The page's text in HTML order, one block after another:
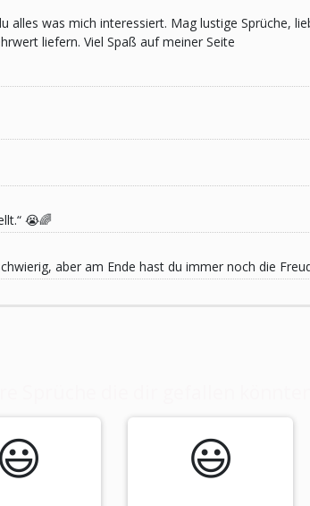
alles was mich interessiert. Mag lustige Sprüche,
liefern. Viel Spaß auf meiner Seite
😭🌈
aber am Ende hast du immer noch die
😃️ 😃️